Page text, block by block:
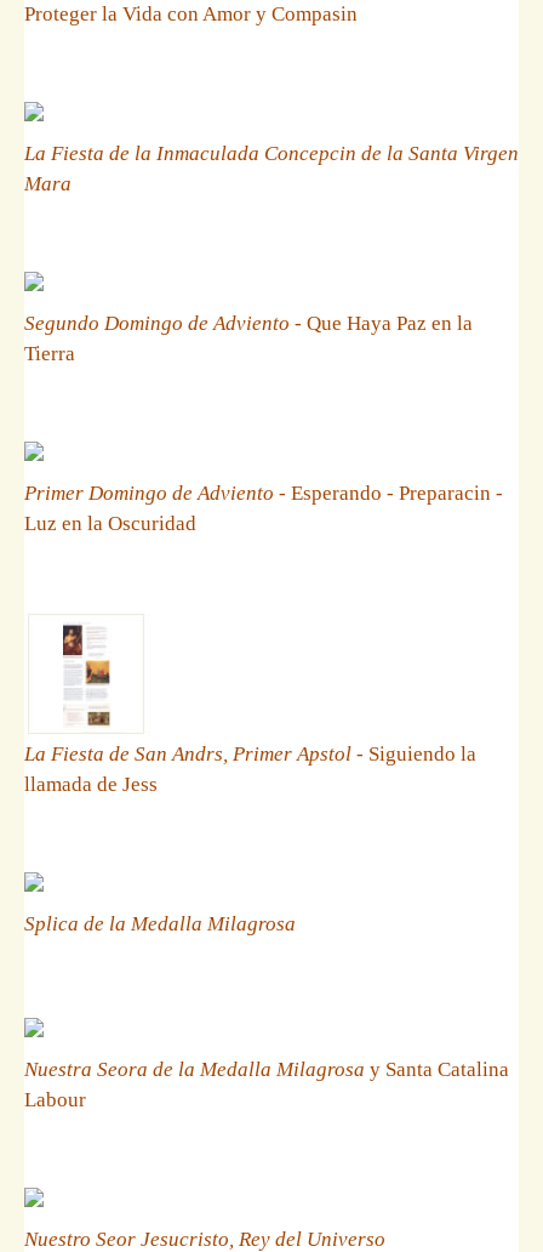
Proteger la Vida con Amor y Compasin
La Fiesta de la Inmaculada Concepcin de la Santa Virgen
Mara
Segundo Domingo de Adviento - Que Haya Paz en la
Tierra
Primer Domingo de Adviento - Esperando - Preparacin -
Luz en la Oscuridad
La Fiesta de San Andrs, Primer Apstol - Siguiendo la
llamada de Jess
Splica de la Medalla Milagrosa
Nuestra Seora de la Medalla Milagrosa y Santa Catalina
Labour
Nuestro Seor Jesucristo, Rey del Universo